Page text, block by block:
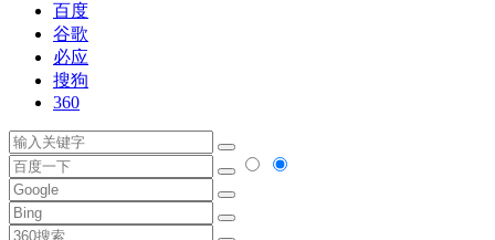
百度
谷歌
必应
搜狗
360